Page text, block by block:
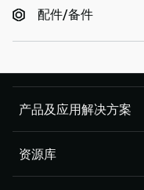
配件/备件
产品及应用解决方案
吸盘和软爪
机器人臂端工具 (EOAT) 部件
资源库